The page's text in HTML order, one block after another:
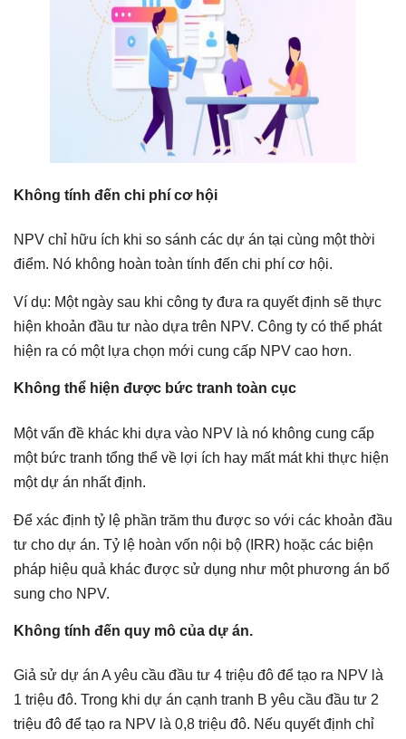
Không tính đến chi phí cơ hội
NPV chỉ hữu ích khi so sánh các dự án tại cùng một thời
điểm. Nó không hoàn toàn tính đến chi phí cơ hội.
Ví dụ: Một ngày sau khi công ty đưa ra quyết định sẽ thực
hiện khoản đầu tư nào dựa trên NPV. Công ty có thể phát
hiện ra có một lựa chọn mới cung cấp NPV cao hơn.
Không thể hiện được bức tranh toàn cục
Một vấn đề khác khi dựa vào NPV là nó không cung cấp
một bức tranh tổng thể về lợi ích hay mất mát khi thực hiện
một dự án nhất định.
Để xác định tỷ lệ phần trăm thu được so với các khoản đầu
tư cho dự án. Tỷ lệ hoàn vốn nội bộ (IRR) hoặc các biện
pháp hiệu quả khác được sử dụng như một phương án bổ
sung cho NPV.
Không tính đến quy mô của dự án.
Giả sử dự án A yêu cầu đầu tư 4 triệu đô để tạo ra NPV là
1 triệu đô. Trong khi dự án cạnh tranh B yêu cầu đầu tư 2
triệu đô để tạo ra NPV là 0,8 triệu đô. Nếu quyết định chỉ